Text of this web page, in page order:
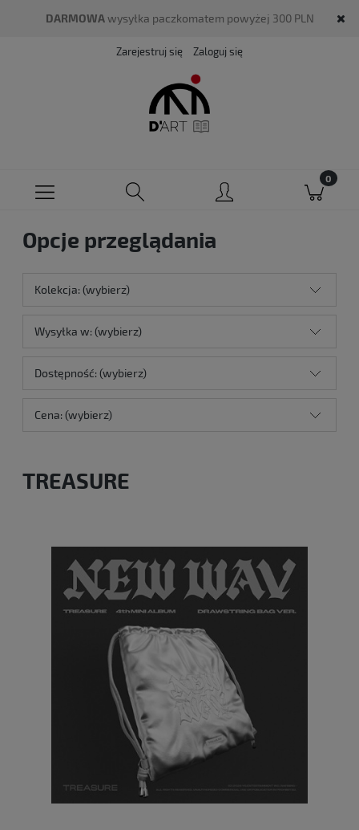
DARMOWAwysyłka paczkomatem powyżej 300 PLN
Zarejestruj się Zaloguj się
Opcje przeglądania
Kolekcja: (wybierz)
Wysyłka w: (wybierz)
Dostępność: (wybierz)
Cena: (wybierz)
TREASURE